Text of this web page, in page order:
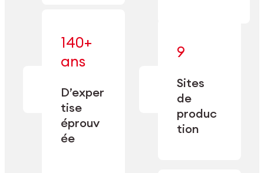
140+
ans
D’exper
tise
éprouv
ée
précision
1885.
9
Sites
de
produc
tion
approfondie
capacité de
double